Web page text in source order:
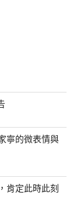
寧的微表情與
肯定此時此刻